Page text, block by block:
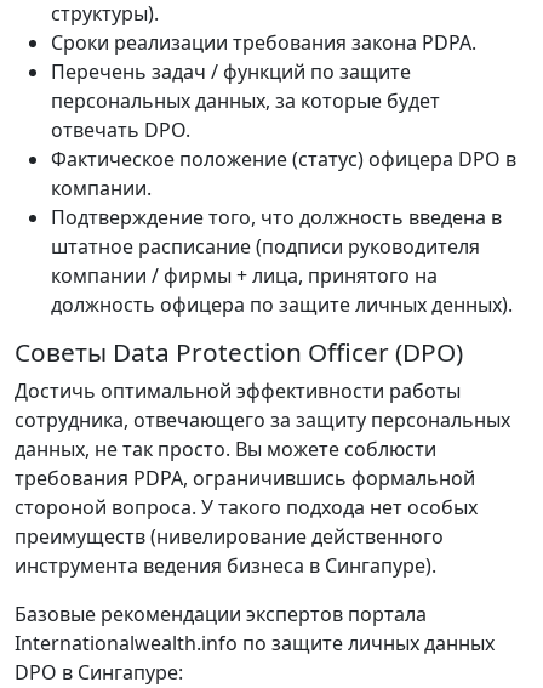
структуры).
Сроки реализации требования закона PDPA.
Перечень задач / функций по защите
персональных данных, за которые будет
отвечать DPO.
Фактическое положение (статус) офицера DPO в
компании.
Подтверждение того, что должность введена в
штатное расписание (подписи руководителя
компании / фирмы + лица, принятого на
должность офицера по защите личных денных).
Советы Data Protection Officer (DPO)
Достичь оптимальной эффективности работы
сотрудника, отвечающего за защиту персональных
данных, не так просто. Вы можете соблюсти
требования PDPA, ограничившись формальной
стороной вопроса. У такого подхода нет особых
преимуществ (нивелирование действенного
инструмента ведения бизнеса в Сингапуре).
Базовые рекомендации экспертов портала
Internationalwealth.info по защите личных данных
DPO в Сингапуре: